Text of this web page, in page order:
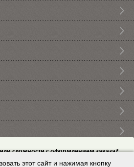
сложности с оформлением заказа?
оборудования и мы с вами
этот сайт и нажимая кнопку